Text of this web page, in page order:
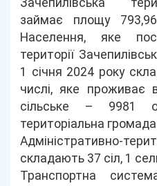
Зачепилівська
займає площу
Населення, яке
території
1 січня 2024 року
числі, яке проживає
сільське – 9981
територіальна
Адміністративно-
складають 37 сіл, 1
Транспортна